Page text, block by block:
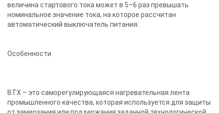
величина стартового тока может в 5–6 раз превышать
номинальное значение тока, на которое рассчитан
автоматический выключатель питания.
Особенности
BTХ – это саморегулирующаяся нагревательная лента
промышленного качества, которая используется для защиты